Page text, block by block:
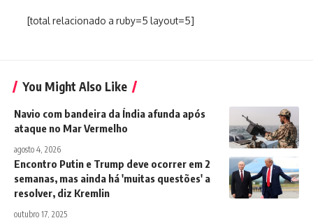
[total relacionado a ruby=5 layout=5]
You Might Also Like
Navio com bandeira da Índia afunda após
ataque no Mar Vermelho
agosto 4, 2026
Encontro Putin e Trump deve ocorrer em 2
semanas, mas ainda há 'muitas questões' a
resolver, diz Kremlin
outubro 17, 2025